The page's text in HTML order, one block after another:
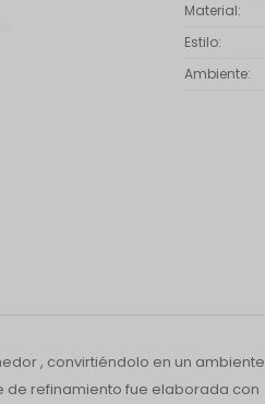
Material
Estilo
Ambiente
, convirtiéndolo en un ambiente
refinamiento fue elaborada con